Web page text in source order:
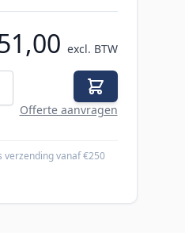
excl. BTW
Offerte aanvragen
verzending vanaf €250